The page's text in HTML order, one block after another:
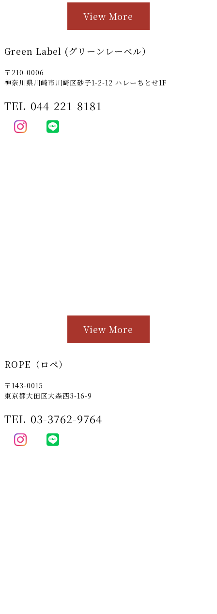
View More
Green Label (グリーンレーベル）
〒210-0006
神奈川県川崎市川崎区砂子1-2-12 ハレーちとせ1F
TEL 044-221-8181
View More
ROPE（ロペ）
〒143-0015
東京都大田区大森西3-16-9
TEL 03-3762-9764